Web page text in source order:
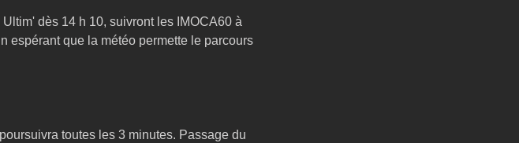
dès 14 h 10, suivront les IMOCA60 à
espérant que la météo permette le parcours
toutes les 3 minutes. Passage du